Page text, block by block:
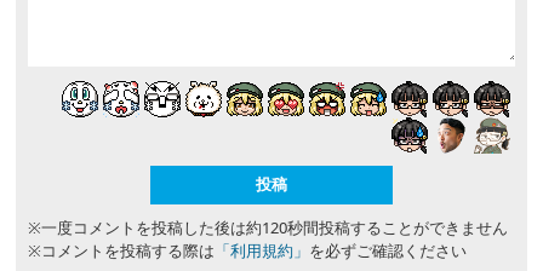
※一度コメントを投稿した後は約120秒間投稿することができません
※コメントを投稿する際は 「利用規約」 を必ずご確認ください